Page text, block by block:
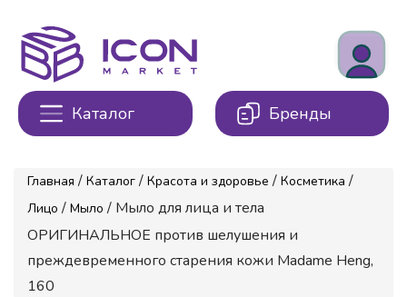
Каталог Бренды
Главная / Каталог / Красота и здоровье / Косметика /
Лицо / Мыло / Мыло для лица и тела
ОРИГИНАЛЬНОЕ против шелушения и
преждевременного старения кожи Madame Heng,
160